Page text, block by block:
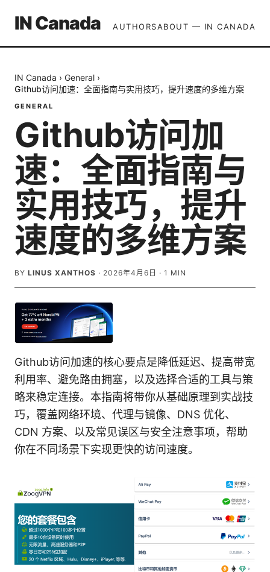
IN Canada AUTHORSABOUT — IN CANADA
IN Canada › General ›
Github访问加速：全面指南与实用技巧，提升速度的多维方案
GENERAL
Github访问加
速：全面指南与
实用技巧，提升
速度的多维方案
BY LINUS XANTHOS · 2026年4月6日 · 1 MIN
Github访问加速的核心要点是降低延迟、提高带宽
利用率、避免路由拥塞，以及选择合适的工具与策
略来稳定连接。本指南将带你从基础原理到实战技
巧，覆盖网络环境、代理与镜像、DNS 优化、
CDN 方案、以及常见误区与安全注意事项，帮助
你在不同场景下实现更快的访问速度。